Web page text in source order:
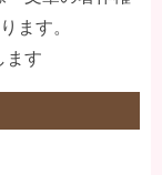
ます。
ます